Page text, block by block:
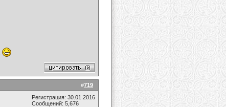
#719
Регистрация: 30.01.2016
Сообщений: 5,676